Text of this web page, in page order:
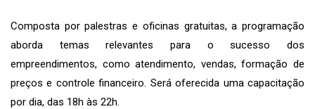
Composta por palestras e oficinas gratuitas, a programação
aborda temas relevantes para o sucesso dos
empreendimentos, como atendimento, vendas, formação de
preços e controle financeiro. Será oferecida uma capacitação
por dia, das 18h às 22h.